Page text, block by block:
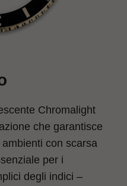
Chromalight
che garantisce
con scarsa
per i
degli indici –